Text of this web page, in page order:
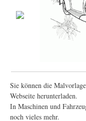
Sie können die
Webseite herunterladen.
In Maschinen und
noch vieles mehr.